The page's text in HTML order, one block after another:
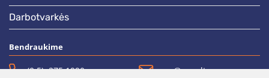
darbotvarkės
Bendraukime
(0 5)  275 1990 vrsa@vrsa.lt